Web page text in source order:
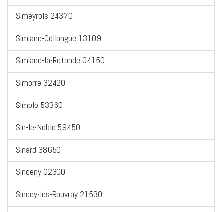
Simeyrols 24370
Simiane-Collongue 13109
Simiane-la-Rotonde 04150
Simorre 32420
Simple 53360
Sin-le-Noble 59450
Sinard 38650
Sinceny 02300
Sincey-les-Rouvray 21530